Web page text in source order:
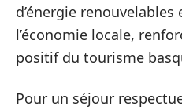
d’énergie
l’économie locale,
positif du tourisme
Pour un séjour